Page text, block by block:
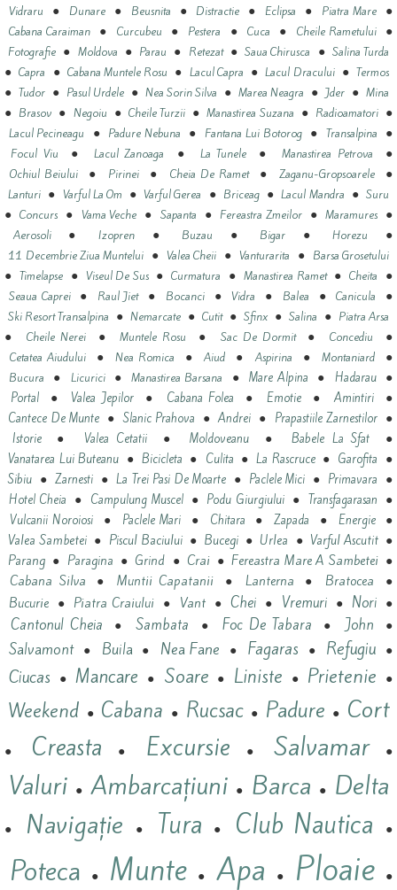
Vidraru ● Dunare● Beusnita ● Distractie ● Eclipsa ● Piatra Mare ●
Cabana Caraiman ● Curcubeu ● Pestera ●Cuca ● Cheile Rametului●
Fotografie ● Moldova ● Parau ● Retezat●Saua Chirusca ● Salina Turda
●Capra ● Cabana Muntele Rosu ● Lacul Capra ●Lacul Dracului●Termos
● Tudor ● Pasul Urdele ● Nea Sorin Silva ● Marea Neagra ● Jder ● Mina
● Brasov ● Negoiu ● Cheile Turzii ●Manastirea Suzana ● Radioamatori●
Lacul Pecineagu ● Padure Nebuna ● Fantana Lui Botorog● Transalpina ●
Focul Viu ● Lacul Zanoaga ● La Tunele●Manastirea Petrova ●
Ochiul Beiului ● Pirinei ● Cheia De Ramet● Zaganu-Gropsoarele●
Lanturi ● Varful La Om ●Varful Gerea ● Briceag●Lacul Mandra ●Suru
●Concurs ● Vama Veche ● Sapanta ● Fereastra Zmeilor●Maramures ●
Aerosoli● Izopren● Buzau ● Bigar ●Horezu ●
11 Decembrie Ziua Muntelui ●Valea Cheii ●Vanturarita ● Barsa Grosetului
●Timelapse ● Viseul De Sus●Curmatura ●Manastirea Ramet●Cheita ●
Seaua Caprei● Raul Jiet● Bocanci●Vidra ● Balea ●Canicula ●
Ski Resort Transalpina ● Nemarcate ● Cutit● Sfinx ● Salina ● Piatra Arsa
● Cheile Nerei●Muntele Rosu ● Sac De Dormit●Concediu ●
Cetatea Aiudului●Nea Romica ●Aiud ●Aspirina ●Montaniard ●
Bucura ● Licurici●Manastirea Barsana ●Mare Alpina ● Hadarau●
Portal● Valea Jepilor● Cabana Folea ●Emotie ●Amintiri●
Cantece De Munte ●Slanic Prahova ●Andrei ● Prapastiile Zarnestilor ●
Istorie● Valea Cetatii ●Moldoveanu ● Babele La Sfat ●
Vanatarea Lui Buteanu ● Bicicleta ● Culita ●La Rascruce● Garofita ●
Sibiu ●Zarnesti ●La Trei Pasi De Moarte● Paclele Mici ● Primavara ●
Hotel Cheia ● Campulung Muscel● Podu Giurgiului ● Transfagarasan ●
Vulcanii Noroiosi ● Paclele Mari ● Chitara ●Zapada ● Energie●
Valea Sambetei ● Piscul Baciului● Bucegi ● Urlea ● Varful Ascutit●
Parang ● Paragina ● Grind ● Crai●Fereastra Mare A Sambetei●
Cabana Silva ●Muntii Capatanii● Lanterna ● Bratocea ●
Bucurie● Piatra Craiului ● Vant●Chei ● Vremuri● Nori ●
Cantonul Cheia ●Sambata ●Foc De Tabara ● John ●
Salvamont● Buila ● Nea Fane ● Fagaras ● Refugiu ●
Ciucas ●Mancare ● Soare ● Liniste ● Prietenie ●
Weekend ● Cabana ● Rucsac● Padure ● Cort
● Creasta ● Excursie ● Salvamar●
Valuri ●Ambarcațiuni ● Barca ● Delta
● Navigație ● Tura ● Club Nautica ●
Poteca ● Munte ●Apa ● Ploaie ●